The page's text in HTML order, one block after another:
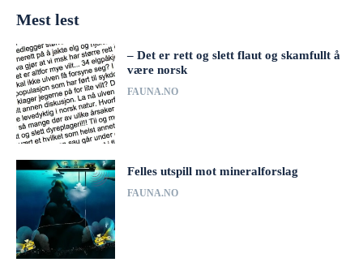
Mest lest
– Det er rett og slett flaut og skamfullt å
være norsk
FAUNA.NO
Felles utspill mot mineralforslag
FAUNA.NO